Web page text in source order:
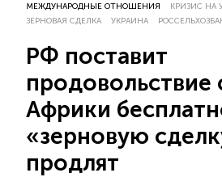
МЕЖДУНАРОДНЫЕ ОТНОШЕНИЯ
КРИЗИС НА
ЗЕРНОВАЯ СДЕЛКА
УКРАИНА
РФ поставит
продовольствие
Африки
«зерновую
продлят